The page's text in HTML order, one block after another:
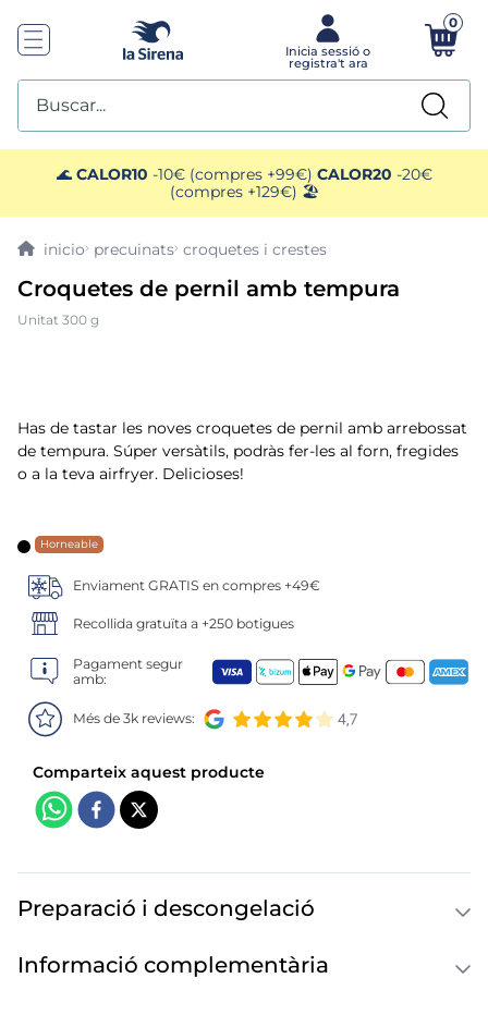
0
Buscar...
🌊 CALOR10 -10€ (compres +99€) CALOR20 -20€
(compres +129€) 🏖️
precuinats croquetes i crestes
Croquetes de pernil amb tempura
Unitat 300 g
Has de tastar les noves croquetes de pernil amb arrebossat
de tempura. Súper versàtils, podràs fer-les al forn, fregides
o a la teva airfryer. Delicioses!
Horneable
Enviament GRATIS en compres +49€
Recollida gratuïta a +250 botigues
Pagament segur
amb:
Més de 3k reviews:
Preparació i descongelació
Informació complementària
TOP SEARCHES
1. helados sirena
3 patatas
5. verduras
7. canelones
8. gambon
10. listísimos